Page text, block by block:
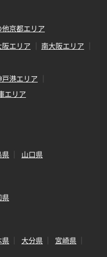
他京都エリア
阪エリア
南大阪エリア
戸港エリア
エリア
県 山口県
県
県 大分県
宮崎県